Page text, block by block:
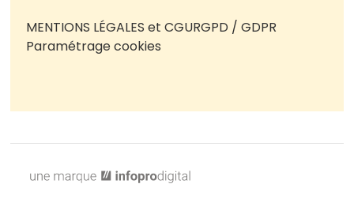
MENTIONS LÉGALES et CGURGPD / GDPR
Paramétrage cookies